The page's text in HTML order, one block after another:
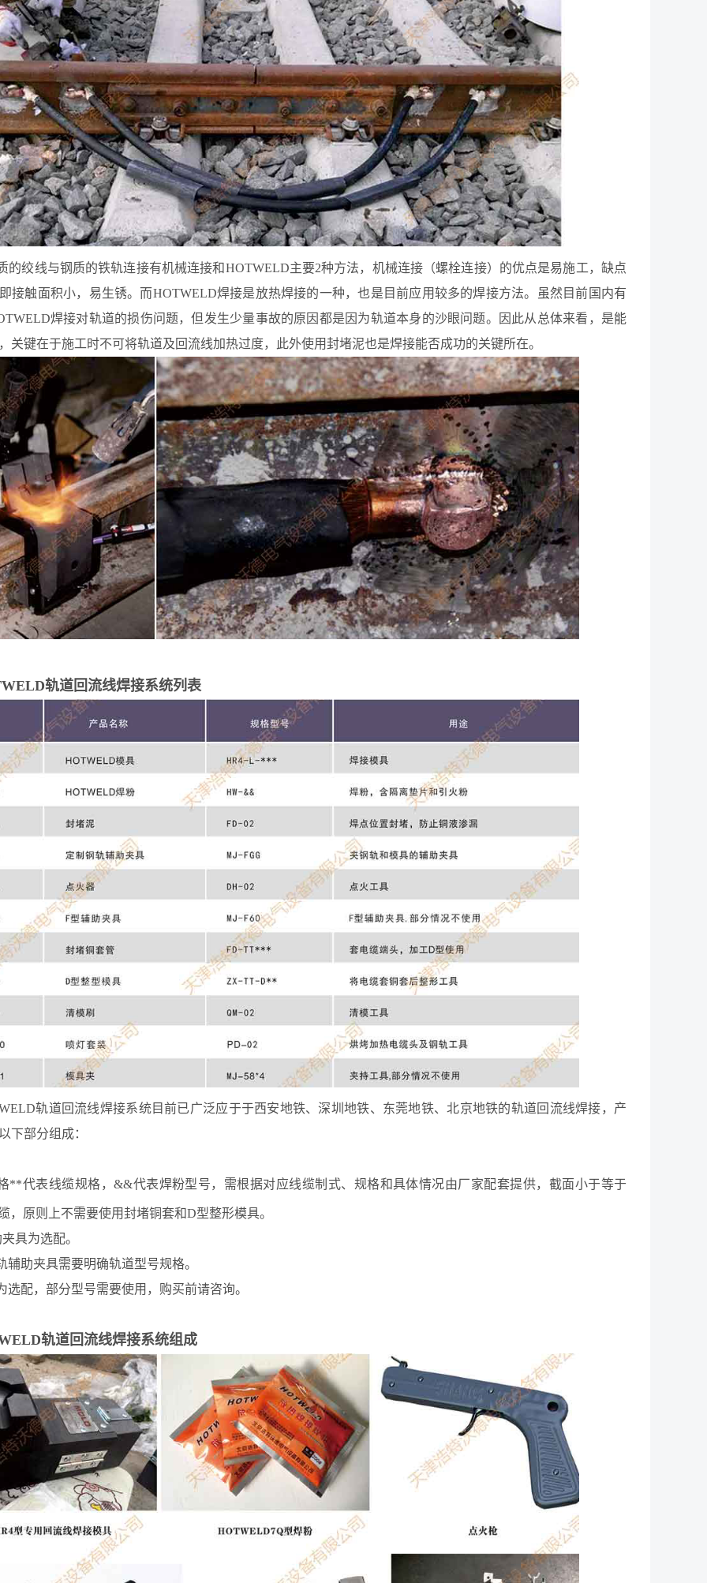
的绞线与钢质的铁轨连接有机械连接和HOTWELD主要2种方法，机械连接（螺栓连接）的优点是易施工，缺点
接触面积小，易生锈。而HOTWELD焊接是放热焊接的一种，也是目前应用较多的焊接方法。虽然目前国内有
焊接对轨道的损伤问题，但发生少量事故的原因都是因为轨道本身的沙眼问题。因此从总体来看，是能
关键在于施工时不可将轨道及回流线加热过度，此外使用封堵泥也是焊接能否成功的关键所在。
轨道回流线焊接系统列表
轨道回流线焊接系统目前已广泛应于于西安地铁、深圳地铁、东莞地铁、北京地铁的轨道回流线焊接，产
下部分组成：
**代表线缆规格，&&代表焊粉型号，需根据对应线缆制式、规格和具体情况由厂家配套提供，截面小于等于
，原则上不需要使用封堵铜套和D型整形模具。
具为选配。
辅助夹具需要明确轨道型号规格。
选配，部分型号需要使用，购买前请咨询。
轨道回流线焊接系统组成